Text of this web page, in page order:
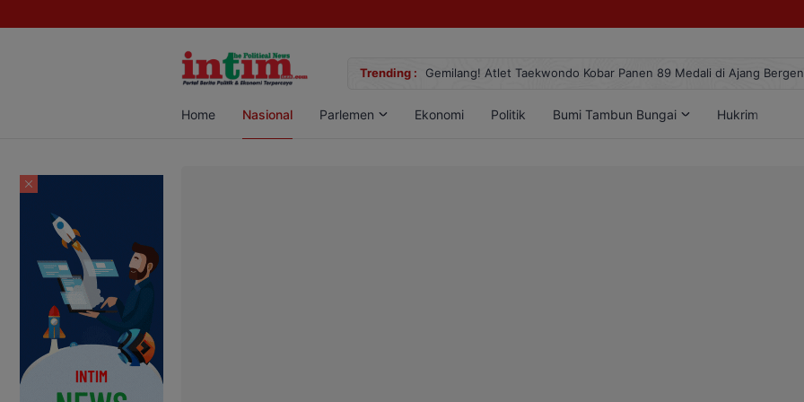
Trending :
Sabu di Pangkalan Bun, Dua Pelaku Diamankan Gemilang! Atlet Taekwondo Kobar Panen 89 Medali di Ajang
Home Nasional Parlemen Ekonomi Politik Bumi Tambun Bungai Hukrim